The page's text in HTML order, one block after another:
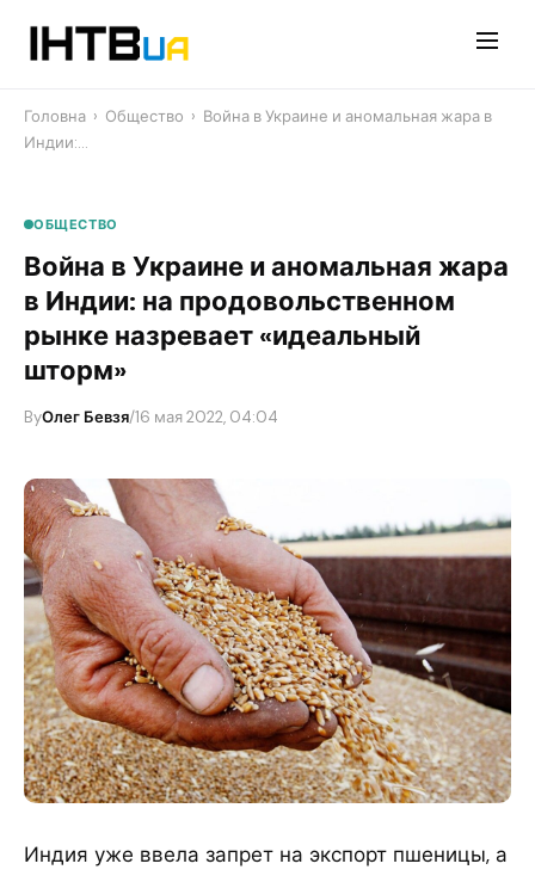
Головна › Общество › Война в Украине и аномальная жара в
Индии:…
ОБЩЕСТВО
Война в Украине и аномальная жара
в Индии: на продовольственном
рынке назревает «идеальный
шторм»
ByОлег Бевзя/16 мая 2022, 04:04
Индия уже ввела запрет на экспорт пшеницы, а